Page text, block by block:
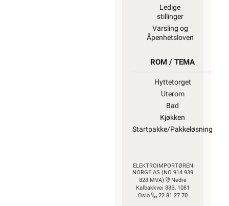
Ledige
stillinger
Varsling og
Åpenhetsloven
ROM / TEMA
Hyttetorget
Uterom
Bad
Kjøkken
Startpakke/Pakkeløsning
ELEKTROIMPORTØREN
NORGE AS (NO 914 939
828 MVA)
Nedre
Kalbakkvei 88B, 1081
Oslo
22 81 27 70